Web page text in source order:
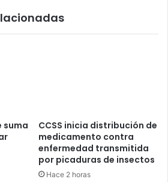
suma
CCSS inicia distribución de
medicamento contra
enfermedad transmitida
por picaduras de insectos
Hace 2 horas